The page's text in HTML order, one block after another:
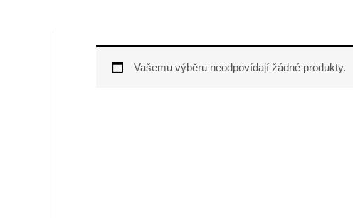
Vašemu výběru neodpovídají žádné produkty.